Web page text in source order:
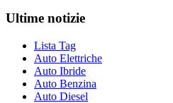
Ultime notizie
Lista Tag
Auto Elettriche
Auto Ibride
Auto Benzina
Auto Diesel